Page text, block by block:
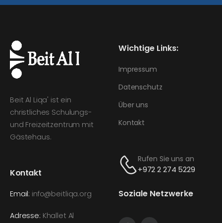
Beit Al Liqa' ist ein
christliches Schulungs-
und Freizeitzentrum mit
Gästehaus.
Kontakt
Email: info@beitliqa.org
Adresse: Khallet Al
Wichtige Links:
Impressum
Datenschutz
Über uns
Kontakt
Rufen Sie uns an
+972 2 274 5229
Soziale Netzwerke